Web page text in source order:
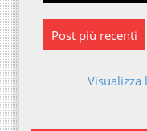
Post più recenti
Visualizza